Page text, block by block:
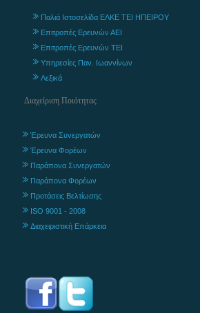
Παλιά Ιστοσελίδα ΕΛΚΕ ΤΕΙ ΗΠΕΙΡΟΥ
Επιτροπές Ερευνών ΑΕΙ
Επιτροπές Ερευνών ΤΕΙ
Υπηρεσίες Παν. Ιωαννίνων
Λεξικά
Διαχείριση Ποιότητας
Έρευνα Συνεργατών
Έρευνα Φορέων
Παράπονα Συνεργατών
Παράπονα Φορέων
Προτάσεις Βελτίωσης
ISO 9001 - 2008
Διαχειριστική Επάρκεια